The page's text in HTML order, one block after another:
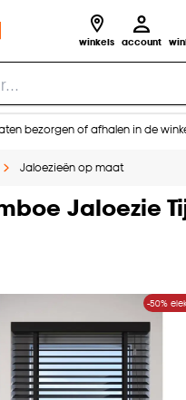
winkels account
bezorgen of afhalen in de
raam advies en inmeten aan huis
Jaloezieën op maat
Jaloezie
-50%